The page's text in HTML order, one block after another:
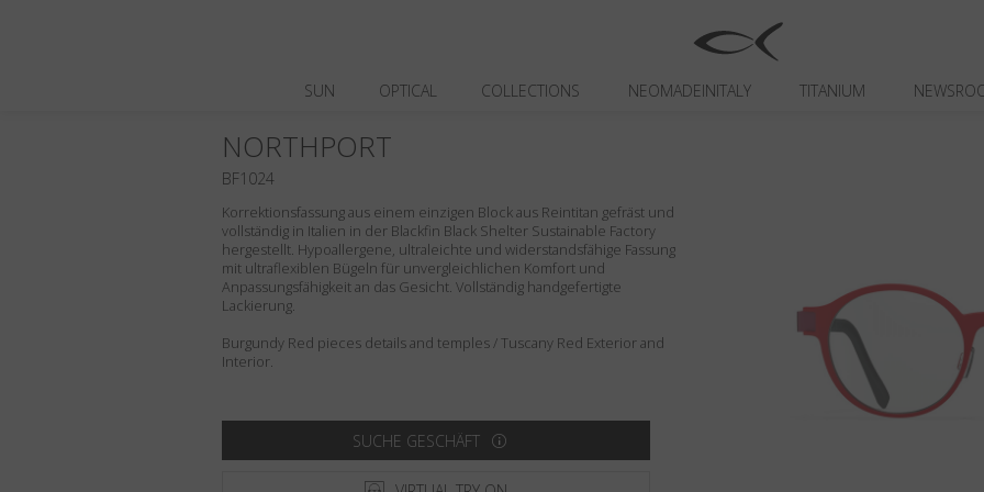
SUN OPTICAL COLLECTIONS NEOMADEINITALY TITANIUM
Korrektionsfassung aus einem einzigen Block aus Reintitan gefräst und
vollständig in Italien in der Blackfin Black Shelter Sustainable Factory
hergestellt. Hypoallergene, ultraleichte und widerstandsfähige Fassung
mit ultraflexiblen Bügeln für unvergleichlichen Komfort und
Anpassungsfähigkeit an das Gesicht. Vollständig handgefertigte
Lackierung.
Burgundy Red pieces details and temples / Tuscany Red Exterior and
Interior.
SUCHE GESCHÄFT
NORTHPORT
BF1024